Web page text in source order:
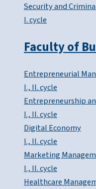
Security and
I. cycle
Faculty of
Entrepreneurial
I., II. cycle
Entrepreneurship
I., II. cycle
Digital Economy
I., II. cycle
Marketing
I., II. cycle
Healthcare